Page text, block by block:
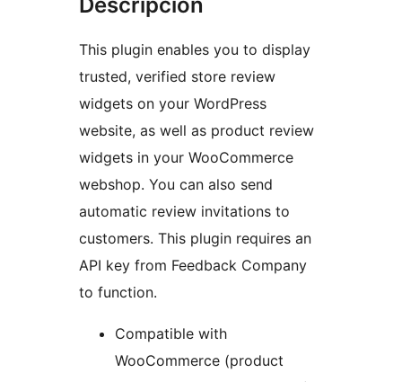
Descripción
This plugin enables you to display
trusted, verified store review
widgets on your WordPress
website, as well as product review
widgets in your WooCommerce
webshop. You can also send
automatic review invitations to
customers. This plugin requires an
API key from Feedback Company
to function.
Compatible with
WooCommerce (product